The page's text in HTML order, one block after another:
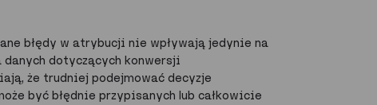
błędy w atrybucji nie wpływają jedynie na
danych dotyczących konwersji
że trudniej podejmować decyzje
być błędnie przypisanych lub całkowicie